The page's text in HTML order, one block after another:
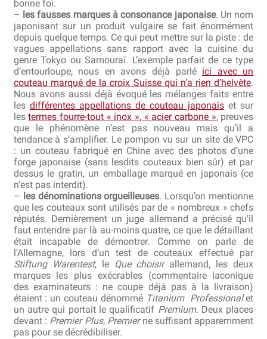
bonne foi.
– les fausses marques à consonance japonaise. Un nom
japonisant sur un produit vulgaire se fait énormément
depuis quelque temps. Ce qui peut mettre sur la piste : de
vagues appellations sans rapport avec la cuisine du
genre Tokyo ou Samouraï. L’exemple parfait de ce type
d’entourloupe, nous en avons déjà parlé ici avec un
couteau marqué de la croix Suisse qui n’a rien d’helvète.
Nous avons aussi déjà évoqué les mélanges faits entre
les différentes appellations de couteau japonais et sur
lestermes fourre-tout « inox », « acier carbone », preuves
que le phénomène n’est pas nouveau mais qu’il a
tendance à s’amplifier. Le pompon vu sur un site de VPC
: un couteau fabriqué en Chine avec des photos d’une
forge japonaise (sans lesdits couteaux bien sûr) et par
dessus le gratin, un emballage marqué en japonais (ce
n’est pas interdit).
– les dénominations orgueilleuses. Lorsqu’on mentionne
que les couteaux sont utilisés par de « nombreux » chefs
réputés. Dernièrement un juge allemand a précisé qu’il
faut entendre par là au-moins quatre, ce que le détaillant
était incapable de démontrer. Comme on parle de
l’Allemagne, lors d’un test de couteaux effectué par
Stiftung Warentest, le Que choisir allemand, les deux
marques les plus exécrables (commentaire laconique
des examinateurs : ne coupe déjà pas à la livraison)
étaient : un couteau dénommé Titanium Professionalet
un autre qui portait le qualificatif Premium. Deux places
devant : Premier Plus, Premierne suffisant apparemment
pas pour se décrédibiliser.